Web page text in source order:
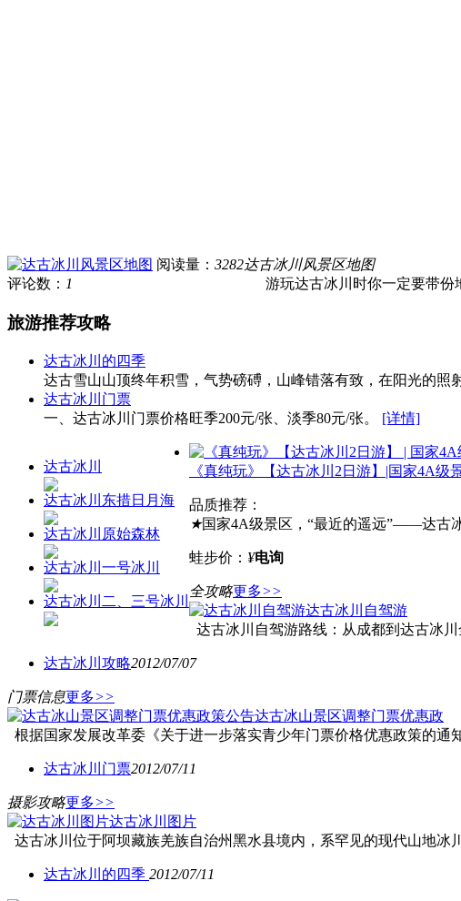
阅读量： 3282
评论数： 1
达古冰川风景区地图
游玩达古冰川时你一定要带份
旅游推荐攻略
达古冰川的四季
达古雪山山顶终年积雪，气势磅磗，山峰错落有致，在阳光的照
达古冰川门票
一、达古冰川门票价格旺季200元/张、淡季80元/张。 [详情]
达古冰川
达古冰川东措日月海
达古冰川原始森林
达古冰川一号冰川
达古冰川二、三号冰川
《真纯玩》【达古冰川2日游】|国家4A级
品质推荐：
★国家4A级景区，“最近的遥远”——达古
蛙步价： ¥电询
全攻略更多>>
达古冰川自驾游
达古冰川自驾游路线：从成都到达古冰
达古冰川攻略2012/07/07
门票信息更多>>
达古冰山景区调整门票优惠政
根据国家发展改革委《关于进一步落实青少年门票价格优惠政策的通
达古冰川门票2012/07/11
摄影攻略更多>>
达古冰川图片
达古冰川位于阿坝藏族羌族自治州黑水县境内，系罕见的现代山地冰
达古冰川的四季 2012/07/11